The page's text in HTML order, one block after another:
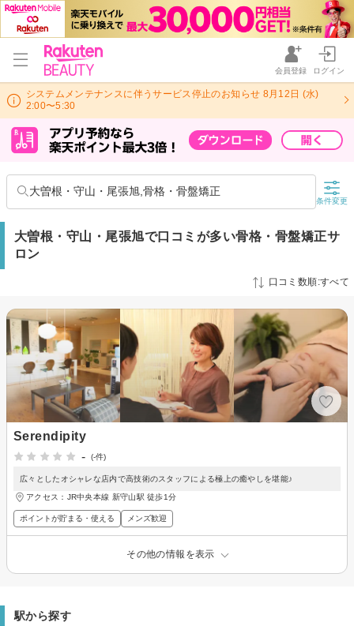
会員登録 ログイン
システムメンテナンスに伴うサービス停止のお知らせ 8月12日 (水)
2:00〜5:30
大曽根・守山・尾張旭,骨格・骨盤矯正
条件変更
大曽根・守山・尾張旭で口コミが多い骨格・骨盤矯正サ
ロン
口コミ数順:すべて
Serendipity
-
(-件)
広々としたオシャレな店内で高技術のスタッフによる極上の癒やしを堪能♪
アクセス：JR中央本線 新守山駅 徒歩1分
ポイントが貯まる・使える メンズ歓迎
その他の情報を表示
駅から探す